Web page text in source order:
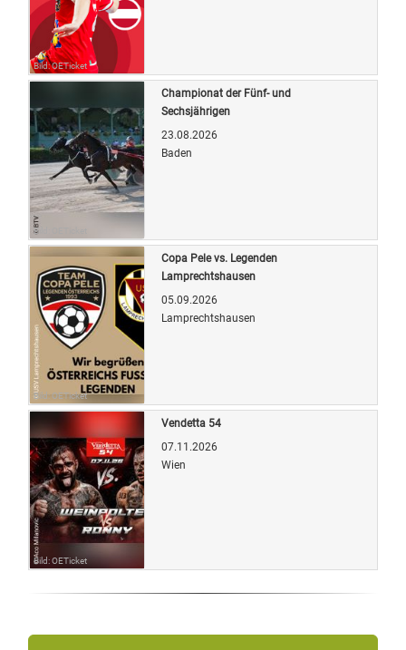
Bild: OETicket
Bild: OETicket
Championat der Fünf- und
Sechsjährigen
23.08.2026
Baden
Bild: OETicket
Copa Pele vs. Legenden
Lamprechtshausen
05.09.2026
Lamprechtshausen
Bild: OETicket
Vendetta 54
07.11.2026
Wien